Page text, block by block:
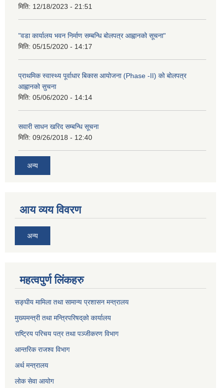
मिति: 12/18/2023 - 21:51
"वडा कार्यालय भवन निर्माण सम्बन्धि बोलपत्र आह्वानको सूचना"
मिति: 05/15/2020 - 14:17
प्राथमिक स्वास्थ्य पूर्वाधार बिकास आयोजना (Phase -II) को बोलपत्र
आह्वानको सुचना
मिति: 05/06/2020 - 14:14
सवारी साधन खरिद सम्बन्धि सूचना
मिति: 09/26/2018 - 12:40
अन्य
आय व्यय विवरण
अन्य
महत्वपुर्ण लिंकहरु
सङ्घीय मामिला तथा सामान्य प्रशासन मन्त्रालय
मुख्यमन्त्री तथा मन्त्रिपरिषद्‌को कार्यालय
राष्ट्रिय परिचय पत्र तथा पञ्जीकरण विभाग
आन्तरिक राजश्व विभाग
अर्थ मन्त्रालय
लोक सेवा आयोग